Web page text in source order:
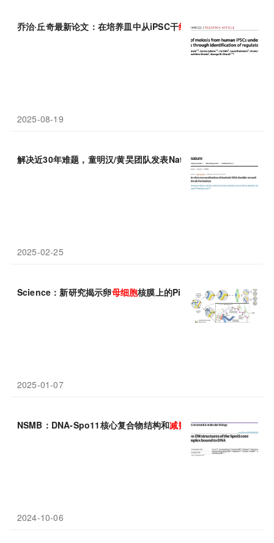
乔治·丘奇最新论文：在培养皿中从iPSC干细胞直接启动减数分裂
2025-08-19
解决近30年难题，童明汉/黄旲团队发表Nature论文，成功实现体
2025-02-25
Science：新研究揭示卵母细胞核膜上的Piezo依赖性减数分裂检
2025-01-07
NSMB：DNA-Spo11核心复合物结构和减数分裂重组启动机制
2024-10-06